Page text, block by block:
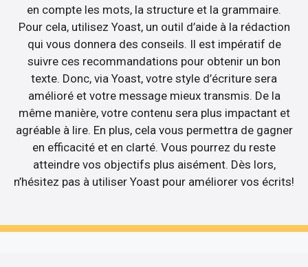
en compte les mots, la structure et la grammaire.
Pour cela, utilisez Yoast, un outil d’aide à la rédaction
qui vous donnera des conseils. Il est impératif de
suivre ces recommandations pour obtenir un bon
texte. Donc, via Yoast, votre style d’écriture sera
amélioré et votre message mieux transmis. De la
même manière, votre contenu sera plus impactant et
agréable à lire. En plus, cela vous permettra de gagner
en efficacité et en clarté. Vous pourrez du reste
atteindre vos objectifs plus aisément. Dès lors,
n’hésitez pas à utiliser Yoast pour améliorer vos écrits!